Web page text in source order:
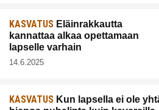
KASVATUS Eläinrakkautta
kannattaa alkaa opettamaan
lapselle varhain
14.6.2025
KASVATUS Kun lapsella ei ole